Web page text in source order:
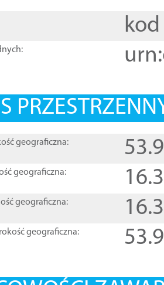
kod
geograficzna:
geograficzna:
geograficzna:
geograficzna: